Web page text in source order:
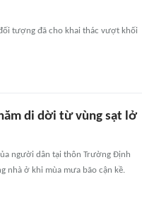
tượng đã cho khai thác vượt khối
di dời từ vùng sạt lở
người dân tại thôn Trường Định
nhà ở khi mùa mưa bão cận kề.